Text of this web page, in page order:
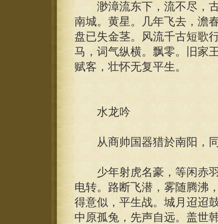
渺漳流东下，流不尽，古
南城。黄星。几年飞去，澹
盘已失金茎。风流千古短歌
马，词气纵横。飘零。旧家
赋客，壮怀无复平生。
水龙吟
从商帅国器猎於南阳，同
少年射虎名豪，等闲赤羽
电转。路断飞潜，雾随腾沸
得意似，平生战。城月迢迢
中原孤兔，先声自远。盖世